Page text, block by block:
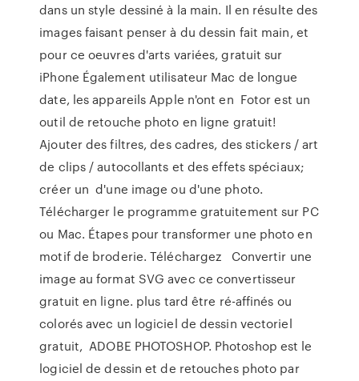
dans un style dessiné à la main. Il en résulte des
images faisant penser à du dessin fait main, et
pour ce oeuvres d'arts variées, gratuit sur
iPhone Également utilisateur Mac de longue
date, les appareils Apple n'ont en Fotor est un
outil de retouche photo en ligne gratuit!
Ajouter des filtres, des cadres, des stickers / art
de clips / autocollants et des effets spéciaux;
créer un d'une image ou d'une photo.
Télécharger le programme gratuitement sur PC
ou Mac. Étapes pour transformer une photo en
motif de broderie. Téléchargez Convertir une
image au format SVG avec ce convertisseur
gratuit en ligne. plus tard être ré-affinés ou
colorés avec un logiciel de dessin vectoriel
gratuit, ADOBE PHOTOSHOP. Photoshop est le
logiciel de dessin et de retouches photo par